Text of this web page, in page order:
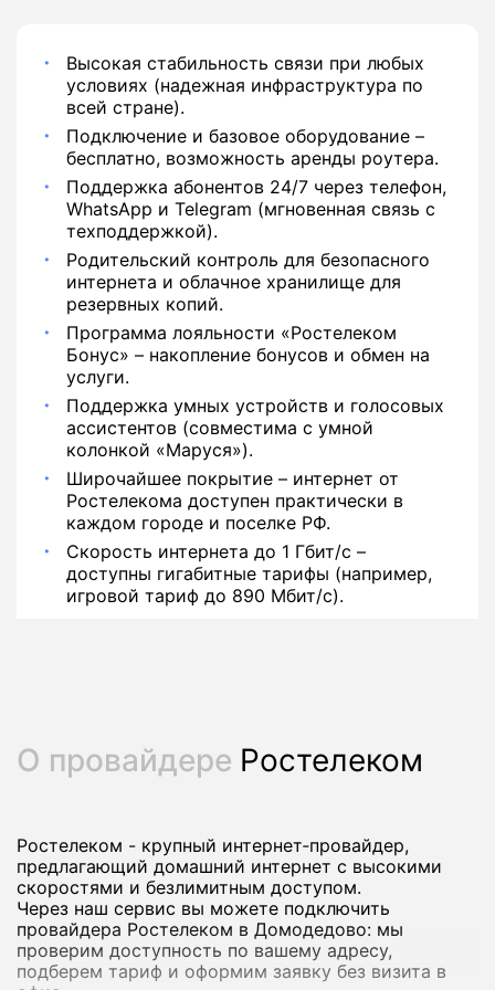
Высокая стабильность связи при любых
условиях (надежная инфраструктура по
всей стране).
Подключение и базовое оборудование –
бесплатно, возможность аренды роутера.
Поддержка абонентов 24/7 через телефон,
WhatsApp и Telegram (мгновенная связь с
техподдержкой).
Родительский контроль для безопасного
интернета и облачное хранилище для
резервных копий.
Программа лояльности «Ростелеком
Бонус» – накопление бонусов и обмен на
услуги.
Поддержка умных устройств и голосовых
ассистентов (совместима с умной
колонкой «Маруся»).
Широчайшее покрытие – интернет от
Ростелекома доступен практически в
каждом городе и поселке РФ.
Скорость интернета до 1 Гбит/с –
доступны гигабитные тарифы (например,
игровой тариф до 890 Мбит/с).
О провайдере Ростелеком
Ростелеком - крупный интернет‑провайдер,
предлагающий домашний интернет с высокими
скоростями и безлимитным доступом.
Через наш сервис вы можете подключить
провайдера Ростелеком в Домодедово: мы
проверим доступность по вашему адресу,
подберем тариф и оформим заявку без визита в